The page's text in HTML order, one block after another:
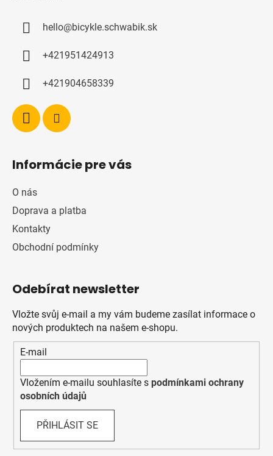
hello@bicykle.schwabik.sk
+421951424913
+421904658339
Informácie pre vás
O nás
Doprava a platba
Kontakty
Obchodní podmínky
Odebírat newsletter
Vložte svůj e-mail a my vám budeme zasílat informace o
nových produktech na našem e-shopu.
E-mail
Vložením e-mailu souhlasíte s podmínkami ochrany
osobních údajů
PŘIHLÁSIT SE